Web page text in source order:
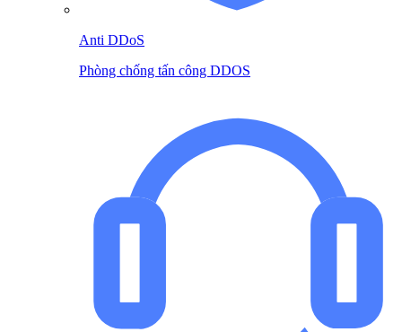
Anti DDoS
Phòng chống tấn công DDOS